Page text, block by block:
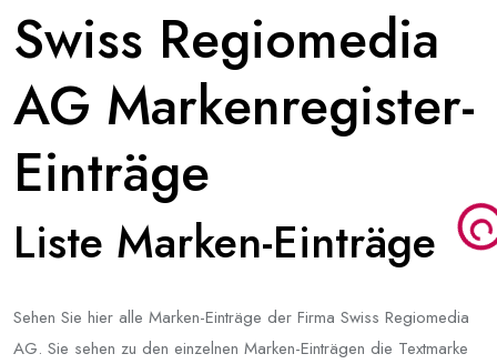
Swiss Regiomedia
AG Markenregister-
Einträge
Liste Marken-Einträge
Sehen Sie hier alle Marken-Einträge der Firma Swiss Regiomedia
AG. Sie sehen zu den einzelnen Marken-Einträgen die Textmarke